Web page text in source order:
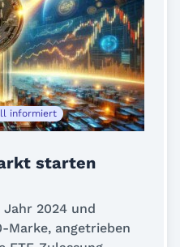
informiert
starten
2024 und
Marke, angetrieben